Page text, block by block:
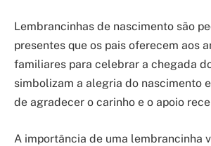
Lembrancinhas de nascimento são
presentes que os pais oferecem aos
familiares para celebrar a chegada
simbolizam a alegria do nascimento
de agradecer o carinho e o apoio
A importância de uma lembrancinha